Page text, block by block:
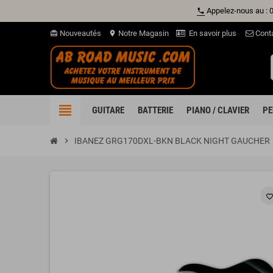
phone Appelez-nous au :
card_giftcard Nouveautés location_on Notre Magasin En savoir plus
view_headline GUITARE BATTERIE PIANO / CLAVIER
chevron_right IBANEZ GRG170DXL-BKN BLACK NIGHT GAUCHER
favorite_border